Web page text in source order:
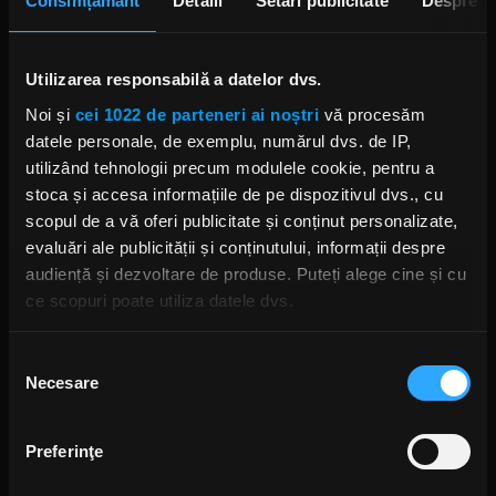
Utilizarea responsabilă a datelor dvs.
Noi și cei 1022 de parteneri ai noștri vă procesăm
datele personale, de exemplu, numărul dvs. de IP,
utilizând tehnologii precum modulele cookie, pentru a
stoca și accesa informațiile de pe dispozitivul dvs., cu
scopul de a vă oferi publicitate și conținut personalizate,
evaluări ale publicității și conținutului, informații despre
audiență și dezvoltare de produse. Puteți alege cine și cu
ce scopuri poate utiliza datele dvs.
Să colectăm informațiile cu privire la locația dvs.
Să vă identificăm dispozitivul scanândul-l în mod
activ după caracteristici specifice (amprentare)
consimțământului
Necesare
Preferinţe